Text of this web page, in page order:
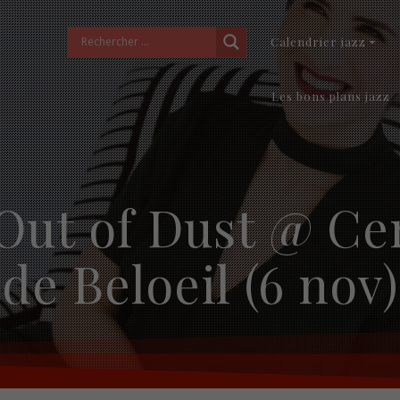
Calendrier jazz
Les bons plans jazz
of Dust @
de Beloeil (6 nov)